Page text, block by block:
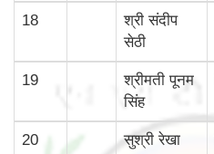
18
श्री संदीप
सेठी
19
श्रीमती पूनम
सिंह
20 सुश्री रेखा